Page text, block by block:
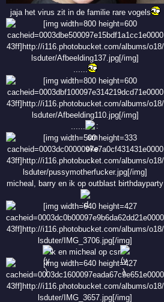
jaja het virus zit in de familie rare vogels
......
......
micheal, barry en ik op outblast birthdayparty
ik en micheal op csr